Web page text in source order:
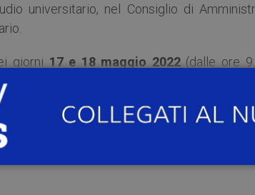
universitario, nel Consiglio di
giorni 17 e 18 maggio 2022(dalle ore
ore 14:00) tramite WEB-APP
utilizzando pc/tablet/smartphone nella
delle liste avverranno in via telematica
rese disponibili nei prossimi giorni alla